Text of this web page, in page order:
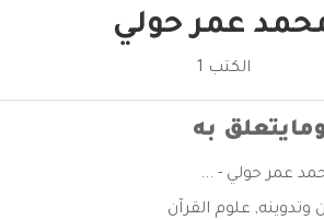
عمر حولي
الكتب 1
به
عمر حولي - ...
وتدوينه, علوم القرآن